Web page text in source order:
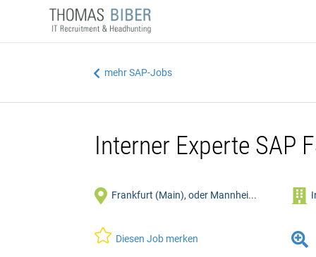
 mehr SAP-Jobs
Interner Experte SAP
 Frankfurt (Main), oder Mannhei... 
 Diesen Job merken 